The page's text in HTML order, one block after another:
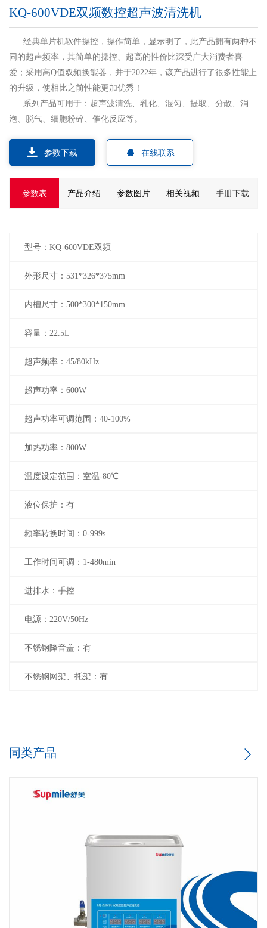
KQ-600VDE双频数控超声波清洗机
经典单片机软件操控，操作简单，显示明了，此产品拥有两种不
同的超声频率，其简单的操控、超高的性价比深受广大消费者喜
爱；采用高Q值双频换能器，并于2022年，该产品进行了很多性能上
的升级，使相比之前性能更加优秀！
系列产品可用于：超声波清洗、乳化、混匀、提取、分散、消
泡、脱气、细胞粉碎、催化反应等。
参数下载 在线联系
参数表 产品介绍 参数图片 相关视频 手册下载
型号：KQ-600VDE双频
外形尺寸：531*326*375mm
内槽尺寸：500*300*150mm
容量：22.5L
超声频率：45/80kHz
超声功率：600W
超声功率可调范围：40-100%
加热功率：800W
温度设定范围：室温-80℃
液位保护：有
频率转换时间：0-999s
工作时间可调：1-480min
进排水：手控
电源：220V/50Hz
不锈钢降音盖：有
不锈钢网架、托架：有
同类产品